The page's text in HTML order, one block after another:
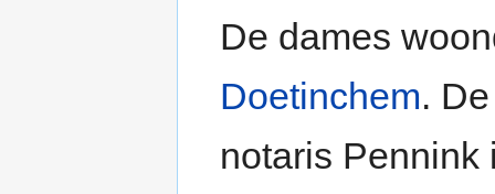
De dames
Doetinchem.
notaris